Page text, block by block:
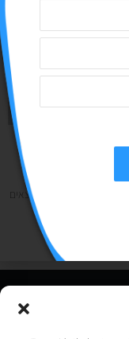
מושלם אבל לא מוצאים
לצלם לבד
וגרפיקה: